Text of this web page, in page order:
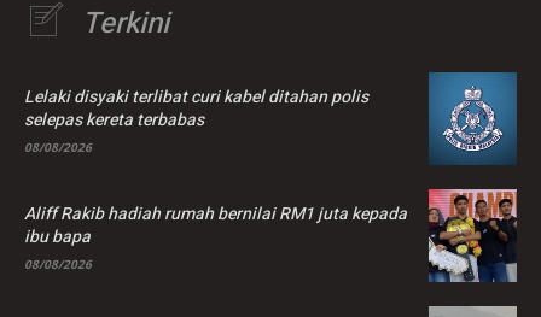
Terkini
Lelaki disyaki terlibat curi kabel ditahan polis
selepas kereta terbabas
08/08/2026
Aliff Rakib hadiah rumah bernilai RM1 juta kepada
ibu bapa
08/08/2026